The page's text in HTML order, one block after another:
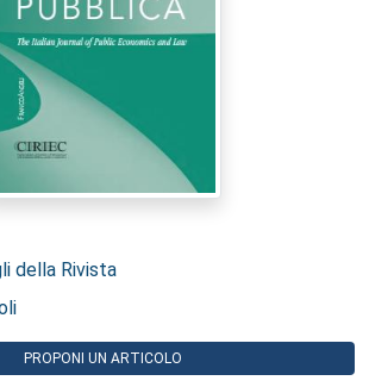
della Rivista
PROPONI UN ARTICOLO